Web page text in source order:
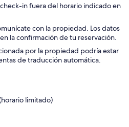
in fuera del horario indicado en
con la propiedad. Los datos
la confirmación de tu reservación.
por la propiedad podría estar
de traducción automática.
limitado)